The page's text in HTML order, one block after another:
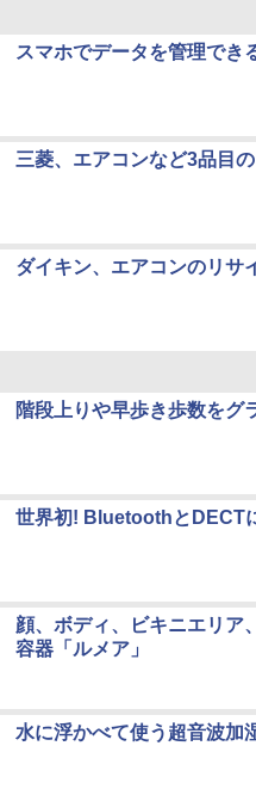
スマホでデータを管理でき
三菱、エアコンなど3品目
ダイキン、エアコンのリサ
階段上りや早歩き歩数をグ
世界初! BluetoothとDECT
顔、ボディ、ビキニエリア
容器「ルメア」
水に浮かべて使う超音波加